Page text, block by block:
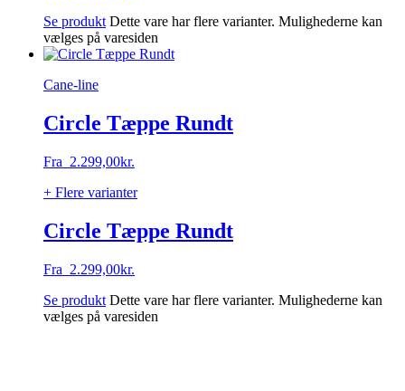
Se produkt Dette vare har flere varianter. Mulighederne kan
vælges på varesiden
Cane-line
Circle Tæppe Rundt
Fra 2.299,00kr.
+ Flere varianter
Circle Tæppe Rundt
Fra 2.299,00kr.
Se produkt Dette vare har flere varianter. Mulighederne kan
vælges på varesiden